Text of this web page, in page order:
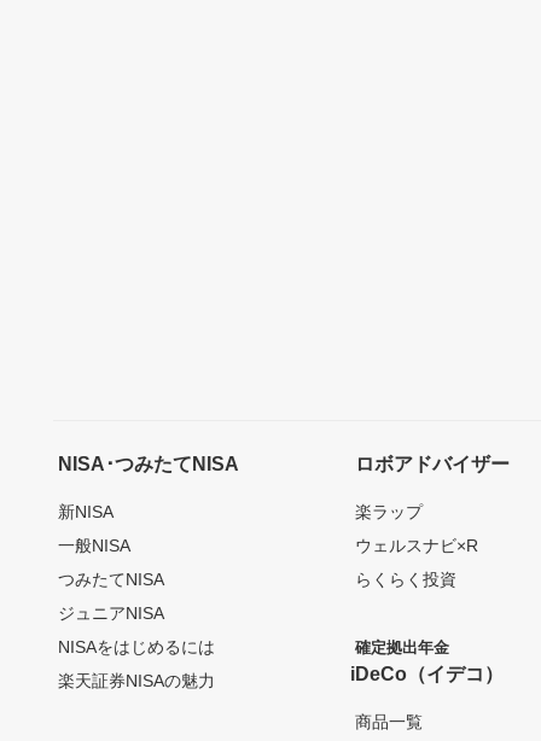
NISA･つみたてNISA
新NISA
一般NISA
つみたてNISA
ジュニアNISA
NISAをはじめるには
楽天証券NISAの魅力
ロボアドバイザー
楽ラップ
ウェルスナビ×R
らくらく投資
確定拠出年金
iDeCo（イデコ）
商品一覧